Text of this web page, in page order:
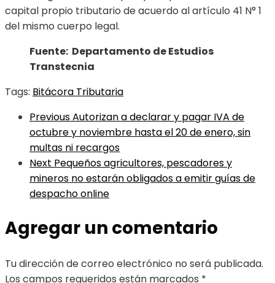
capital propio tributario de acuerdo al artículo 41 N° 1
del mismo cuerpo legal.
Fuente: Departamento de Estudios
Transtecnia
Tags: Bitácora Tributaria
PreviousAutorizan a declarar y pagar IVA de
octubre y noviembre hasta el 20 de enero, sin
multas ni recargos
Next Pequeños agricultores, pescadores y
mineros no estarán obligados a emitir guías de
despacho online
Agregar un comentario
Tu dirección de correo electrónico no será publicada.
Los campos requeridos están marcados *